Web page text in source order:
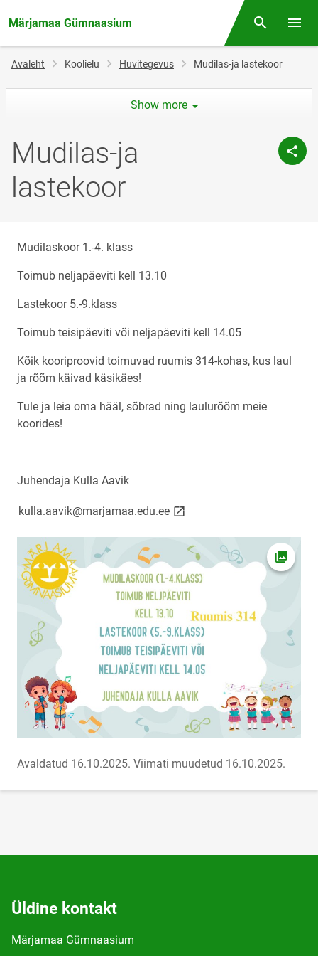
Märjamaa Gümnaasium Otsing
Jälglink
Avaleht Koolielu Huvitegevus Mudilas-ja lastekoor
Mudilas-ja
lastekoor
Show more
Mudilaskoor 1.-4. klass
Toimub neljapäeviti kell 13.10
Lastekoor 5.-9.klass
Toimub teisipäeviti või neljapäeviti kell 14.05
Kõik kooriproovid toimuvad ruumis 314-kohas, kus laul
ja rõõm käivad käsikäes!
Tule ja leia oma hääl, sõbrad ning laulurõõm meie
koorides!
Juhendaja Kulla Aavik
kulla.aavik@marjamaa.edu.eelink opens on new page
Ava
Avaldatud 16.10.2025. Viimati muudetud 16.10.2025.
Üldine kontakt
Märjamaa Gümnaasium